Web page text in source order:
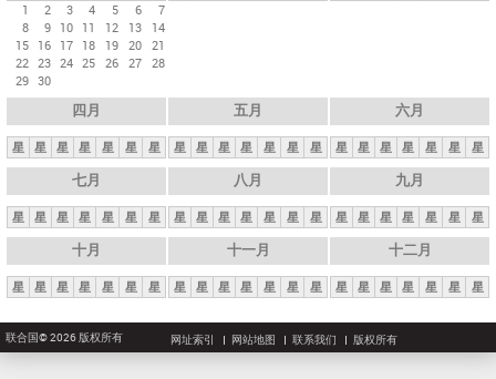
1
2 3 4 5 6
7
8
9 10 11 12 13
14
15 16 17 18 19 20 21
22 23 24 25 26 27 28
29 30
四月
星 星 星 星 星 星 星
五月
星 星 星 星 星 星 星
六月
星 星 星 星 星 星 星
七月
星 星 星 星 星 星 星
八月
星 星 星 星 星 星 星
九月
星 星 星 星 星 星 星
十月
星 星 星 星 星 星 星
十一月
星 星 星 星 星 星 星
十二月
星 星 星 星 星 星 星
联合国© 2026 版权所有 网址索引 网站地图 联系我们 版权所有